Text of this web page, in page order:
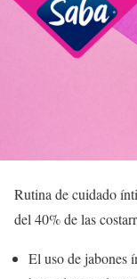
Rutina de cuidado
del 40% de las
El uso de jabones